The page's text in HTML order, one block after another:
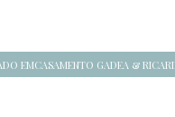
EMCASAMENTO GADEA &